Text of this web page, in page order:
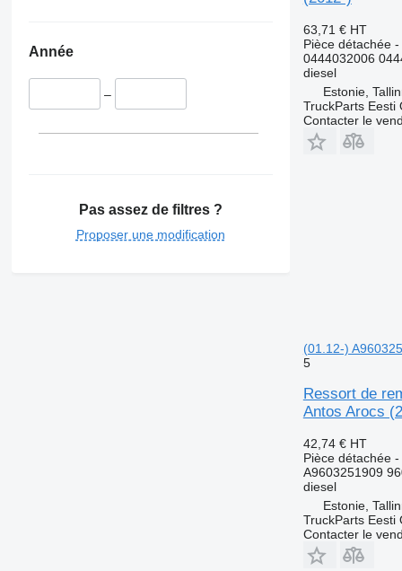
Année
–
Pas assez de filtres ?
Proposer une modification
63,71 € HT
Pièce détachée
0444032006
diesel
Estonie,
TruckParts Eesti
Contacter le
(01.12-)
5
Ressort de
Antos Arocs
42,74 € HT
Pièce détachée
A9603251909
diesel
Estonie,
TruckParts Eesti
Contacter le